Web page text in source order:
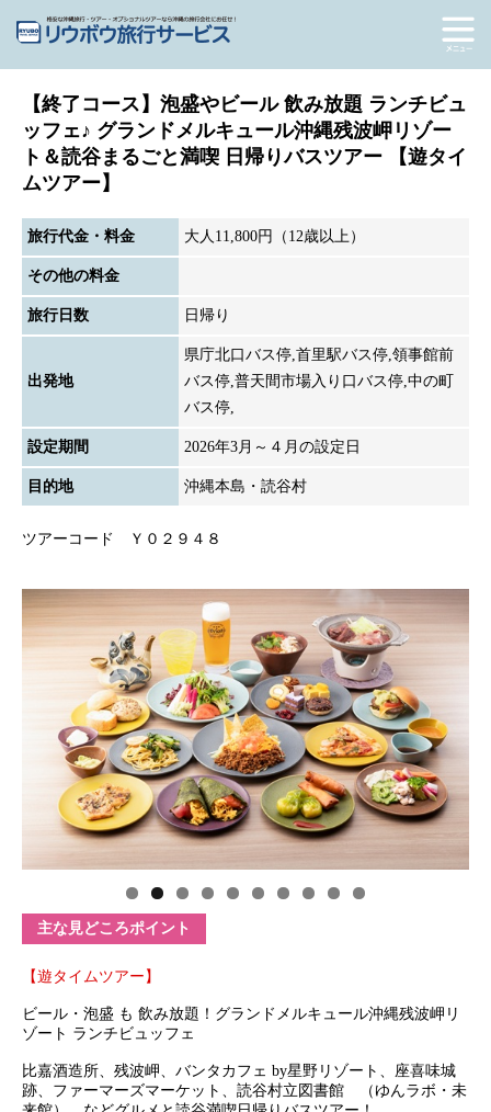
【終了コース】泡盛やビール 飲み放題 ランチビュ
ッフェ♪ グランドメルキュール沖縄残波岬リゾー
ト＆読谷まるごと満喫 日帰りバスツアー 【遊タイ
ムツアー】
旅行代金・料金 大人11,800円（12歳以上）
その他の料金
旅行日数 日帰り
出発地
県庁北口バス停,首里駅バス停,領事館前
バス停,普天間市場入り口バス停,中の町
バス停,
設定期間 2026年3月～４月の設定日
目的地 沖縄本島・読谷村
ツアーコード Ｙ０２９４８
主な見どころポイント
【遊タイムツアー】
ビール・泡盛 も 飲み放題！グランドメルキュール沖縄残波岬リ
ゾート ランチビュッフェ
比嘉酒造所、残波岬、バンタカフェ by星野リゾート、座喜味城
跡、ファーマーズマーケット、読谷村立図書館 （ゆんラボ・未